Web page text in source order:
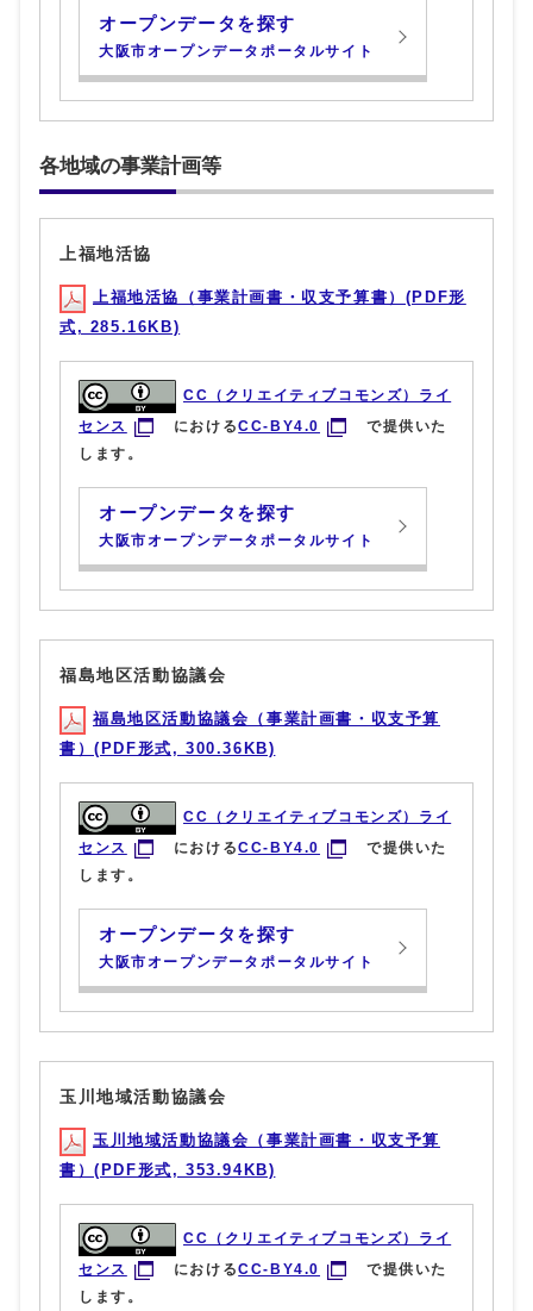
オープンデータを探す
大阪市オープンデータポータルサイト
各地域の事業計画等
上福地活協
上福地活協（事業計画書・収支予算書）(PDF形
式, 285.16KB)
CC（クリエイティブコモンズ）ライ
センス
におけるCC-BY4.0
で提供いた
します。
オープンデータを探す
大阪市オープンデータポータルサイト
福島地区活動協議会
福島地区活動協議会（事業計画書・収支予算
書）(PDF形式, 300.36KB)
CC（クリエイティブコモンズ）ライ
センス
におけるCC-BY4.0
で提供いた
します。
オープンデータを探す
大阪市オープンデータポータルサイト
玉川地域活動協議会
玉川地域活動協議会（事業計画書・収支予算
書）(PDF形式, 353.94KB)
CC（クリエイティブコモンズ）ライ
センス
におけるCC-BY4.0
で提供いた
します。